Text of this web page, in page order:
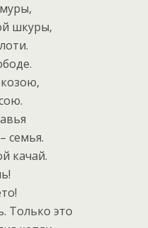
шкуры,
семья.
качай.
Только это